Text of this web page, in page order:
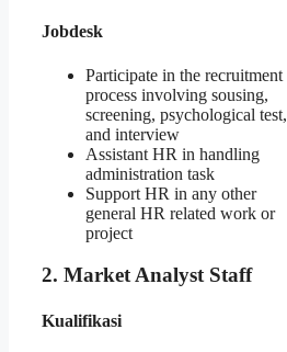
Jobdesk
Participate in the recruitment
process involving sousing,
screening, psychological test,
and interview
Assistant HR in handling
administration task
Support HR in any other
general HR related work or
project
2. Market Analyst Staff
Kualifikasi